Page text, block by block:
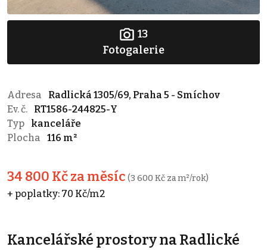
13
Fotogalerie
Adresa
Radlická 1305/69, Praha 5 - Smíchov
Ev. č.
RT1586-244825-Y
Typ
kanceláře
Plocha
116 m²
34 800 Kč za měsíc (3 600 Kč za m²/rok)
+ poplatky: 70 Kč/m2
Kancelářské prostory na Radlické